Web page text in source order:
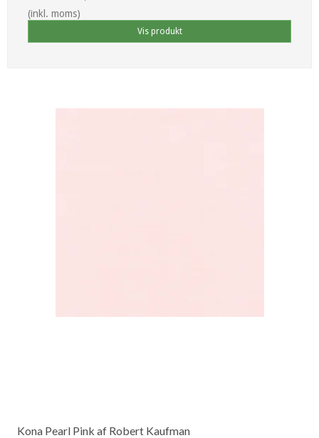
(inkl. moms)
Vis produkt
Kona Pearl Pink af Robert Kaufman